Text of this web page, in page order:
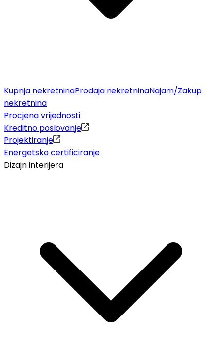
Kupnja nekretninaProdaja nekretninaNajam/Zakup
nekretnina
Procjena vrijednosti
Kreditno poslovanje
Projektiranje
Energetsko certificiranje
Dizajn interijera